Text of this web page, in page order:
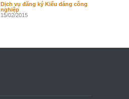
Dịch vụ đăng ký Kiểu dáng công
nghiệp
15/02/2015